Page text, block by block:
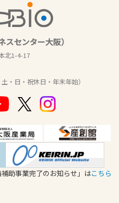
センター大阪）
北1-4-17
・日・祝休日・年末年始）
補助事業完了のお知らせ」はこちら